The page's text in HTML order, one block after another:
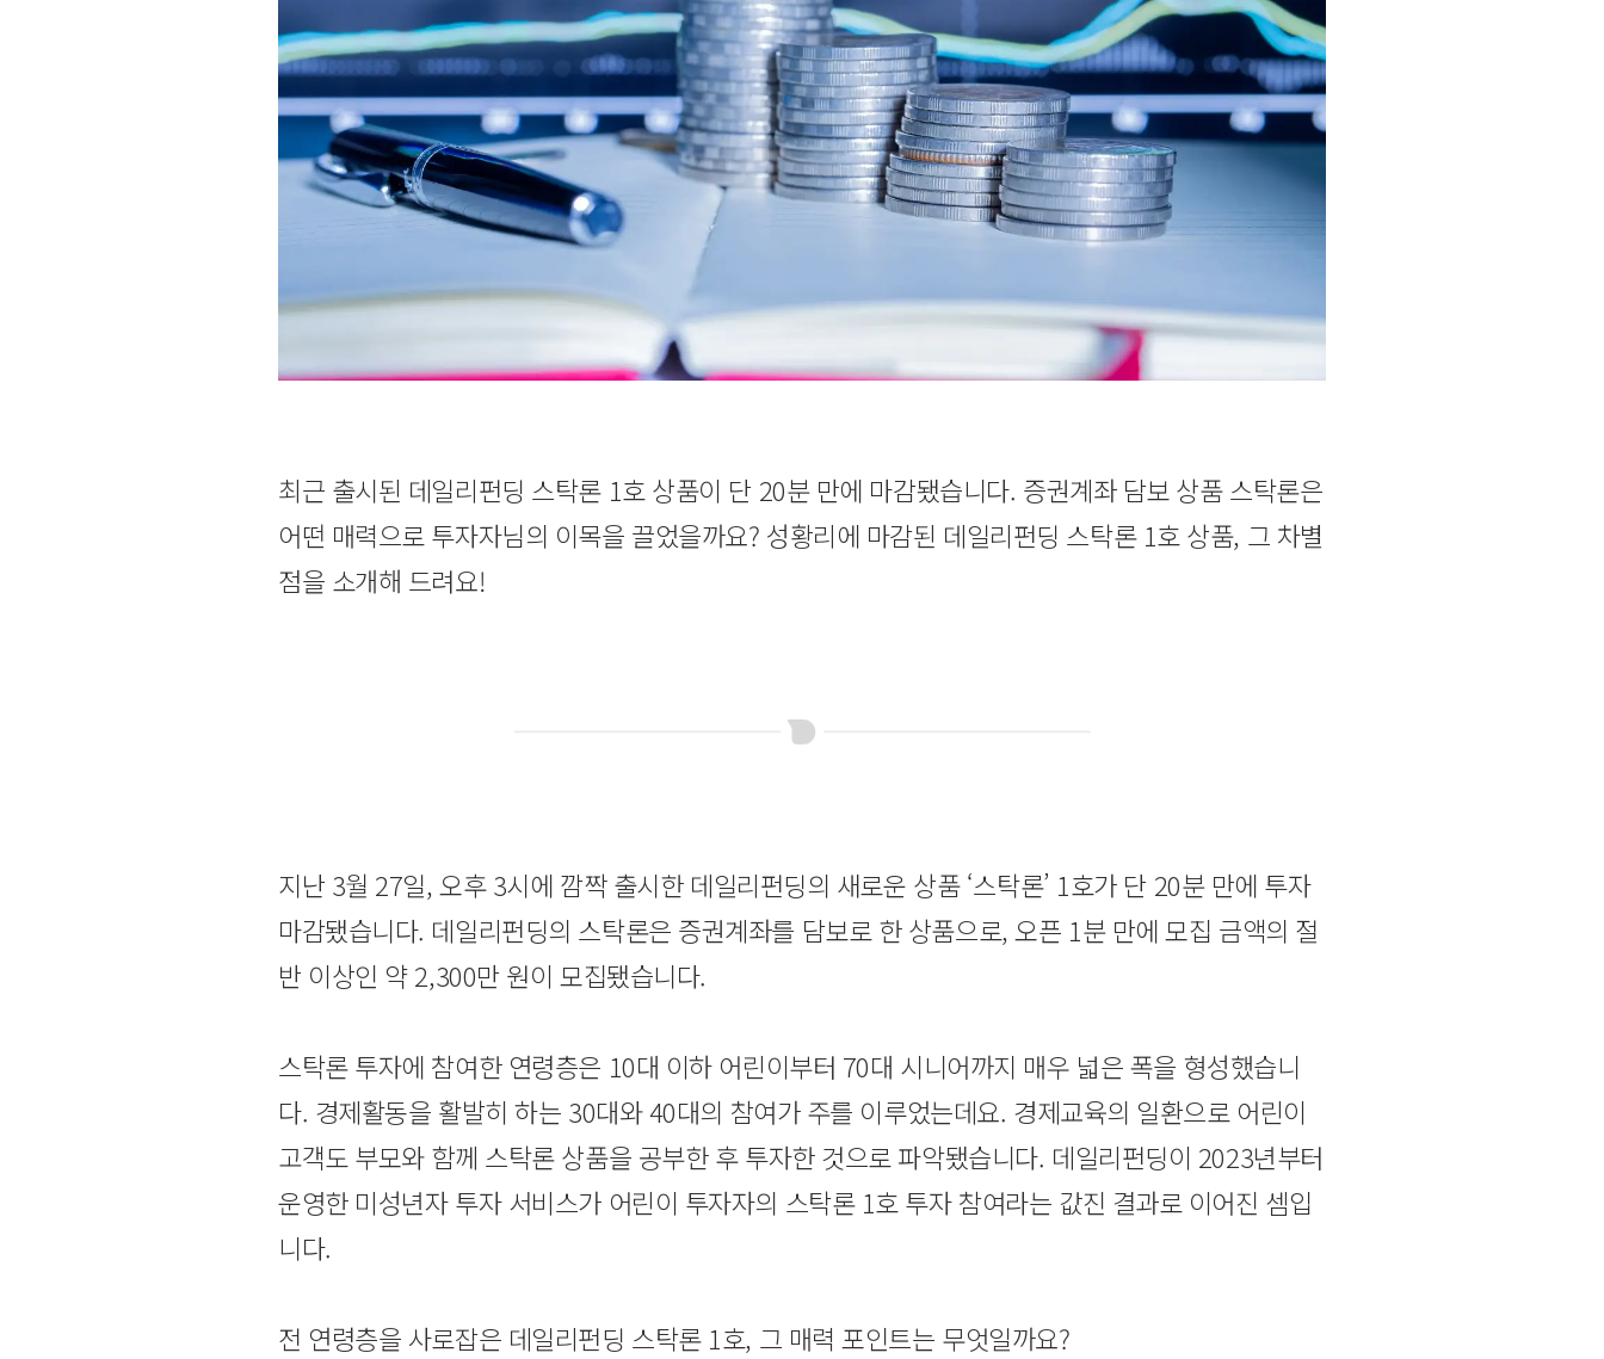
최근 출시된 데일리펀딩 스탁론 1호 상품이 단 20분 만에 마감됐습니다. 증권계좌 담보 상품 스탁론은
어떤 매력으로 투자자님의 이목을 끌었을까요? 성황리에 마감된 데일리펀딩 스탁론 1호 상품, 그 차별
점을 소개해 드려요!
지난 3월 27일, 오후 3시에 깜짝 출시한 데일리펀딩의 새로운 상품 ‘스탁론’ 1호가 단 20분 만에 투자
마감됐습니다. 데일리펀딩의 스탁론은 증권계좌를 담보로 한 상품으로, 오픈 1분 만에 모집 금액의 절
반 이상인 약 2,300만 원이 모집됐습니다.
스탁론 투자에 참여한 연령층은 10대 이하 어린이부터 70대 시니어까지 매우 넓은 폭을 형성했습니
다. 경제활동을 활발히 하는 30대와 40대의 참여가 주를 이루었는데요. 경제교육의 일환으로 어린이
고객도 부모와 함께 스탁론 상품을 공부한 후 투자한 것으로 파악됐습니다. 데일리펀딩이 2023년부터
운영한 미성년자 투자 서비스가 어린이 투자자의 스탁론 1호 투자 참여라는 값진 결과로 이어진 셈입
니다.
전 연령층을 사로잡은 데일리펀딩 스탁론 1호, 그 매력 포인트는 무엇일까요?